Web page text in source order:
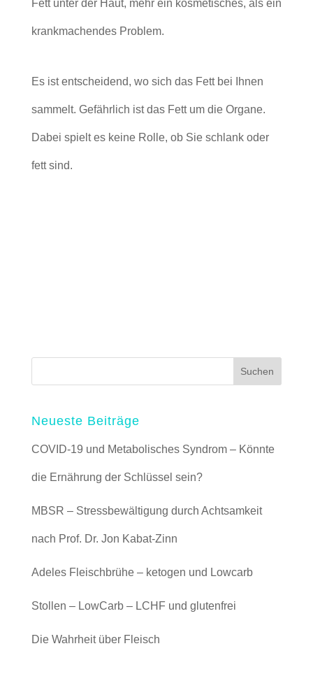
Fett unter der Haut, mehr ein kosmetisches, als ein
krankmachendes Problem.
Es ist entscheidend, wo sich das Fett bei Ihnen
sammelt. Gefährlich ist das Fett um die Organe.
Dabei spielt es keine Rolle, ob Sie schlank oder
fett sind.
Neueste Beiträge
COVID-19 und Metabolisches Syndrom – Könnte
die Ernährung der Schlüssel sein?
MBSR – Stressbewältigung durch Achtsamkeit
nach Prof. Dr. Jon Kabat-Zinn
Adeles Fleischbrühe – ketogen und Lowcarb
Stollen – LowCarb – LCHF und glutenfrei
Die Wahrheit über Fleisch